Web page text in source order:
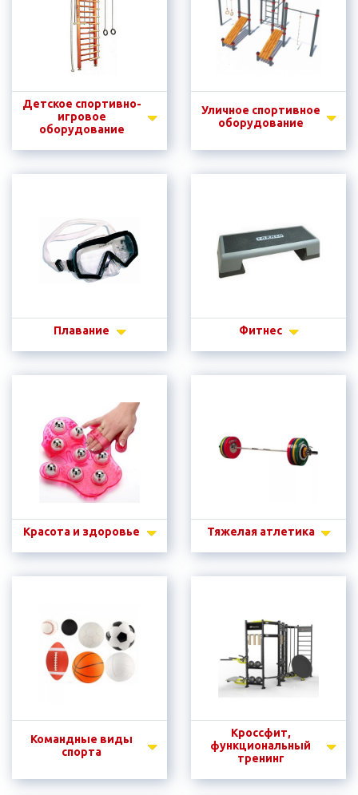
Детское спортивно-
игровое
оборудование
Уличное спортивное
оборудование
Плавание Фитнес
Красота и здоровье Тяжелая атлетика
Командные виды
спорта
Кроссфит,
функциональный
тренинг